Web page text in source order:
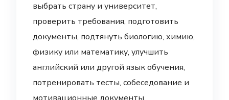
выбрать страну и университет,
проверить требования, подготовить
документы, подтянуть биологию, химию,
физику или математику, улучшить
английский или другой язык обучения,
потренировать тесты, собеседование и